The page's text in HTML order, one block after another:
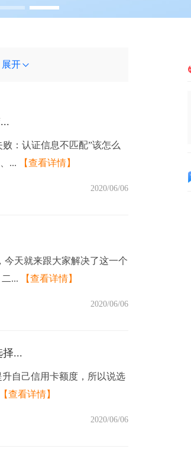
展开
：认证信息不匹配”该怎么
...
【查看详情】
2020/06/06
天就来跟大家解决了这一个
...
【查看详情】
2020/06/06
择...
自己信用卡额度，所以说选
【查看详情】
2020/06/06